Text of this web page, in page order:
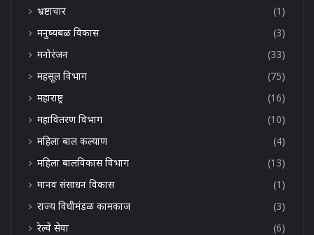
भ्रष्टाचार
(1)
मनुष्यबळ विकास
(3)
मनोरंजन
(33)
महसूल विभाग
(75)
महाराष्ट्र
(16)
महावितरण विभाग
(10)
महिला बाल कल्याण
(4)
महिला बालविकास विभाग
(13)
मानव संसाधन विकास
(1)
राज्य विधीमंडळ कामकाज
(3)
रेल्वे सेवा
(6)